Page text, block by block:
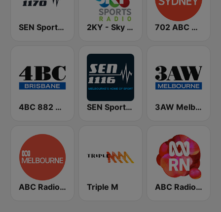
SEN Sports 1170 Sydney 2KY - Sky Sports Radio 702 ABC Sydney
4BC 882 Brisbane SEN Sports 1116 AM 3AW Melbourne
ABC Radio Melbourne Triple M ABC Radio National